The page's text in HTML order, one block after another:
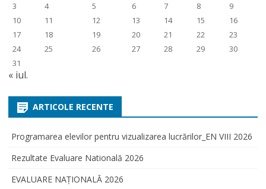
3
4 5 6 7 8
9
10
11 12 13 14 15
16
17
18 19 20 21 22
23
24
25 26 27 28 29
30
31
« iul.
ARTICOLE RECENTE
Programarea elevilor pentru vizualizarea lucrărilor_EN VIII 2026
Rezultate Evaluare Natională 2026
EVALUARE NAŢIONALĂ 2026